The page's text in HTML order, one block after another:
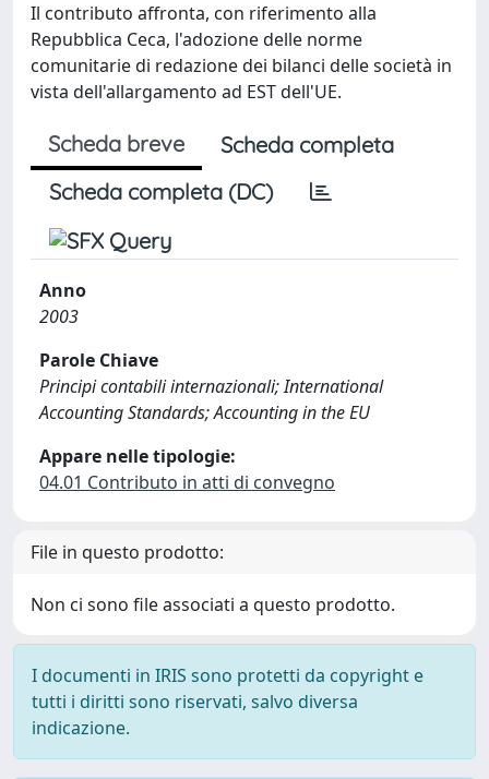
Il contributo affronta, con riferimento alla
Repubblica Ceca, l'adozione delle norme
comunitarie di redazione dei bilanci delle società in
vista dell'allargamento ad EST dell'UE.
Scheda breve
Scheda completa
Scheda completa (DC)
Anno
2003
Parole Chiave
Principi contabili internazionali; International
Accounting Standards; Accounting in the EU
Appare nelle tipologie:
04.01 Contributo in atti di convegno
File in questo prodotto:
Non ci sono file associati a questo prodotto.
I documenti in IRIS sono protetti da copyright e
tutti i diritti sono riservati, salvo diversa
indicazione.